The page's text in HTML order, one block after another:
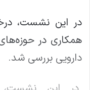
در این نشست،
همکاری در
دارویی بررسی شد.